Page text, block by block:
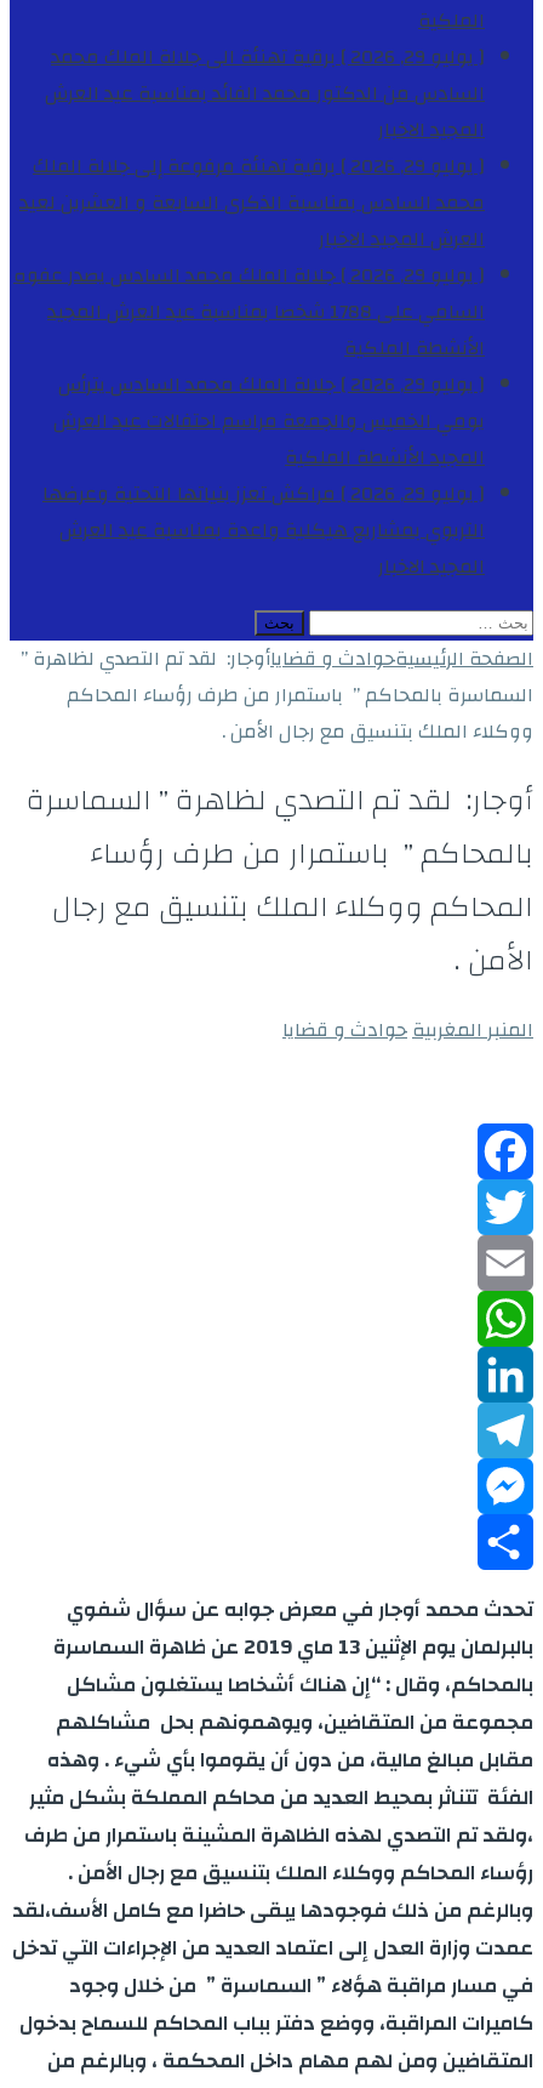
الملكية
[ يوليو 29, 2026 ]
برقية تهنئة الى جلالة الملك محمد
السادس من الدكتور محمد الفائد بمناسبة عيد العرش
المجيدالاخبار
[ يوليو 29, 2026 ]
برقية تهنئة مرفوعة إلى جلالة الملك
محمد السادس بمناسبة الذكرى السابعة و العشرين لعيد
العرش المجيدالاخبار
[ يوليو 29, 2026 ]
جلالة الملك محمد السادس يصدر عفوه
السامي على 1788 شخصا بمناسبة عيد العرش المجيد
الأنشطة الملكية
[ يوليو 29, 2026 ]
جلالة الملك محمد السادس يترأس
يومي الخميس والجمعة مراسم احتفالات عيد العرش
المجيدالأنشطة الملكية
[ يوليو 29, 2026 ]
مراكش تعزز بنياتها التحتية وعرضها
التربوي بمشاريع هيكلية واعدة بمناسبة عيد العرش
المجيدالاخبار
البحث
عن:
الصفحة الرئيسيةحوادث و قضاياأوجار: لقد تم التصدي لظاهرة ”
السماسرة بالمحاكم ” باستمرار من طرف رؤساء المحاكم
ووكلاء الملك بتنسيق مع رجال الأمن .
أوجار: لقد تم التصدي لظاهرة ” السماسرة
بالمحاكم ” باستمرار من طرف رؤساء
المحاكم ووكلاء الملك بتنسيق مع رجال
الأمن .
المنبر المغربيةحوادث و قضايا
Facebook
Twitter
Email
WhatsApp
LinkedIn
Telegram
Messenger
Share
تحدث محمد أوجار في معرض جوابه عن سؤال شفوي
بالبرلمان يوم الإثنين 13 ماي 2019 عن ظاهرة السماسرة
بالمحاكم، وقال : “إن هناك أشخاصا يستغلون مشاكل
مجموعة من المتقاضين، ويوهمونهم بحل مشاكلهم
مقابل مبالغ مالية، من دون أن يقوموا بأي شيء . وهذه
الفئة تتناثر بمحيط العديد من محاكم المملكة بشكل مثير
،ولقد تم التصدي لهذه الظاهرة المشينة باستمرار من طرف
رؤساء المحاكم ووكلاء الملك بتنسيق مع رجال الأمن .
وبالرغم من ذلك فوجودها يبقى حاضرا مع كامل الأسف،لقد
عمدت وزارة العدل إلى اعتماد العديد من الإجراءات التي تدخل
في مسار مراقبة هؤلاء ” السماسرة ” من خلال وجود
كاميرات المراقبة، ووضع دفتر بباب المحاكم للسماح بدخول
المتقاضين ومن لهم مهام داخل المحكمة ، وبالرغم من